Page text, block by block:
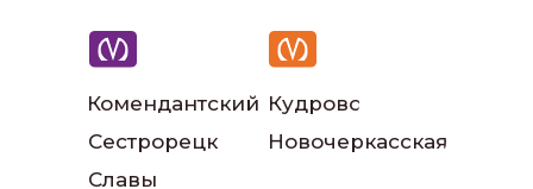
Славы
Сестрорецк
Кудрово
Новочеркасская
Комендантский